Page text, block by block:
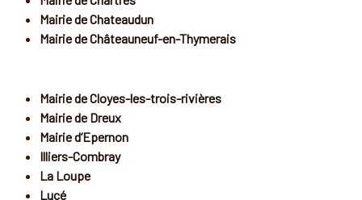
Mairie de Chateaudun
Mairie de Châteauneuf-en-Thymerais
Mairie de Cloyes-les-trois-rivières
Mairie de Dreux
Mairie d’Epernon
Illiers-Combray
La Loupe
Lucé